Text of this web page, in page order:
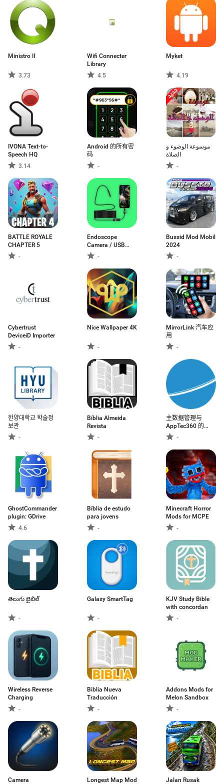
Ministro II
3.73
Wifi Connecter
Library
4.5
Myket
4.19
IVONA Text-to-
Speech HQ
3.14
Android 的所有密
码
-
موسوعة الوضوء و
الصلاة
-
BATTLE ROYALE
CHAPTER 5
-
Endoscope
Camera / USB
OTG -
Bussid Mod Mobil
2024
-
Cybertrust
DeviceiD Importer
-
Nice Wallpaper 4K
-
MirrorLink 汽车应
用
-
한양대학교 학술정
보관
-
Bíblia Almeida
Revista
-
主数据管理与
AppTec360 的
Kiosk 模式
-
GhostCommander
plugin: GDrive
4.6
Bíblia de estudo
para jovens
-
Minecraft Horror
Mods for MCPE
-
తెలుగు బైబిల్
-
Galaxy SmartTag
-
KJV Study Bible
with concordan
-
Wireless Reverse
Charging
-
Biblia Nueva
Traducción
-
Addons Mods for
Melon Sandbox
-
Camera
Longest Map Mod
Jalan Rusak